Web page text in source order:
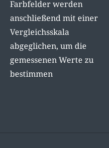
Farbfelder werden
anschließend mit einer
Vergleichsskala
abgeglichen, um die
gemessenen Werte zu
bestimmen